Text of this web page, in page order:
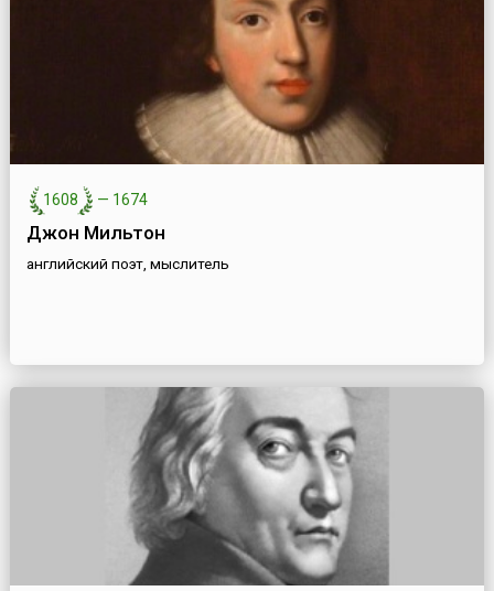
1608 — 1674
Джон Мильтон
английский поэт, мыслитель